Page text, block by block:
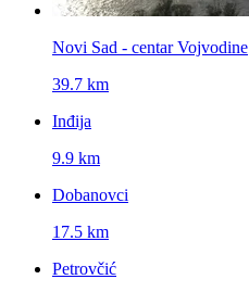
Novi Sad - centar Vojvodine
39.7 km
Inđija
9.9 km
Dobanovci
17.5 km
Petrovčić